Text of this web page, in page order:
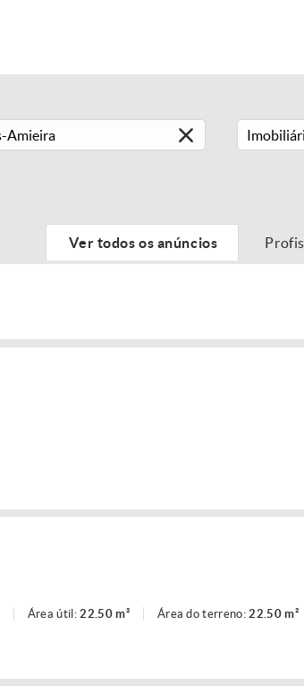
Ver todos os anúncios
Área útil:22.50 m² Área do terreno:22.50 m²